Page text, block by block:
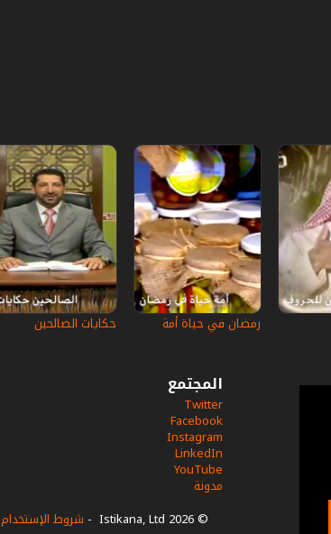
رمضان في حياة أمة حكايات الصالحين
المجتمع
Twitter
Facebook
Instagram
LinkedIn
YouTube
مدونة
© 2026 Istikana, Ltd
- شروط الإستخدام